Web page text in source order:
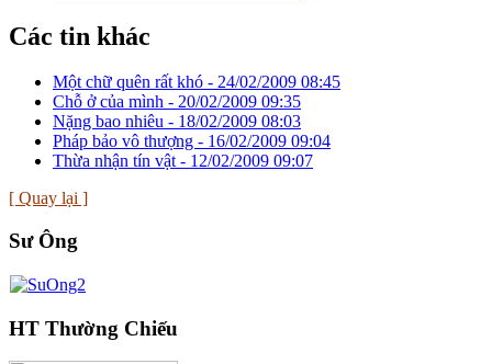
Các tin khác
Một chữ quên rất khó - 24/02/2009 08:45
Chỗ ở của mình - 20/02/2009 09:35
Nặng bao nhiêu - 18/02/2009 08:03
Pháp bảo vô thượng - 16/02/2009 09:04
Thừa nhận tín vật - 12/02/2009 09:07
[ Quay lại ]
Sư Ông
HT Thường Chiếu